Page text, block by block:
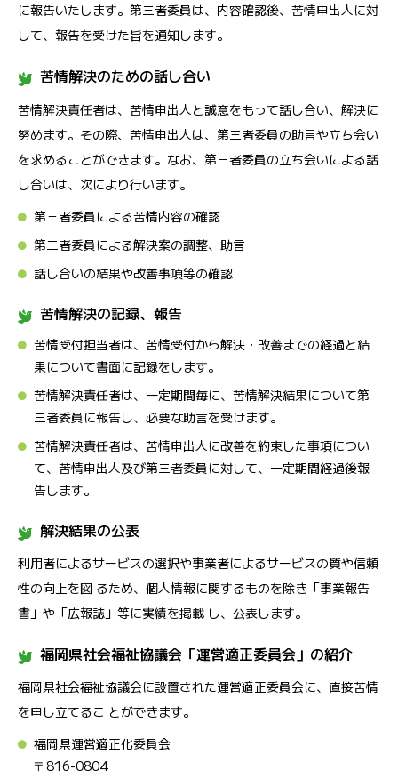
に報告いたします。第三者委員は、内容確認後、苦情申出人に対
して、報告を受けた旨を通知します。
苦情解決のための話し合い
苦情解決責任者は、苦情申出人と誠意をもって話し合い、解決に
努めます。その際、苦情申出人は、第三者委員の助言や立ち会い
を求めることができます。なお、第三者委員の立ち会いによる話
し合いは、次により行います。
第三者委員による苦情内容の確認
第三者委員による解決案の調整、助言
話し合いの結果や改善事項等の確認
苦情解決の記録、報告
苦情受付担当者は、苦情受付から解決・改善までの経過と結
果について書面に記録をします。
苦情解決責任者は、一定期間毎に、苦情解決結果について第
三者委員に報告し、必要な助言を受けます。
苦情解決責任者は、苦情申出人に改善を約束した事項につい
て、苦情申出人及び第三者委員に対して、一定期間経過後報
告します。
解決結果の公表
利用者によるサービスの選択や事業者によるサービスの質や信頼
性の向上を図 るため、個人情報に関するものを除き「事業報告
書」や「広報誌」等に実績を掲載 し、公表します。
福岡県社会福祉協議会「運営適正委員会」の紹介
福岡県社会福祉協議会に設置された運営適正委員会に、直接苦情
を申し立てるこ とができます。
福岡県運営適正化委員会
〒816-0804